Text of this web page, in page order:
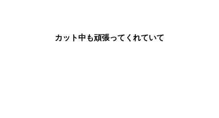
カット中も頑張ってくれていて